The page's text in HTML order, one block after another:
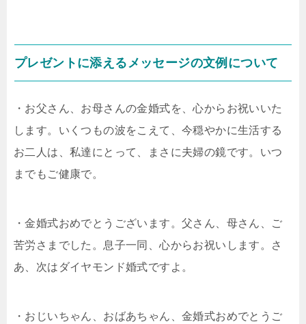
プレゼントに添えるメッセージの文例について
・お父さん、お母さんの金婚式を、心からお祝いいた
します。いくつもの波をこえて、今穏やかに生活する
お二人は、私達にとって、まさに夫婦の鏡です。いつ
までもご健康で。
・金婚式おめでとうございます。父さん、母さん、ご
苦労さまでした。息子一同、心からお祝いします。さ
あ、次はダイヤモンド婚式ですよ。
・おじいちゃん、おばあちゃん、金婚式おめでとうご